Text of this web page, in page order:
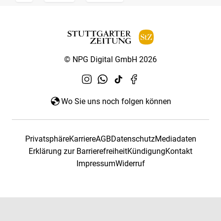
© NPG Digital GmbH 2026
Wo Sie uns noch folgen können
PrivatsphäreKarriereAGBDatenschutzMediadaten
Erklärung zur BarrierefreiheitKündigungKontakt
ImpressumWiderruf